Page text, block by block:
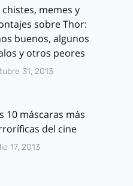
chistes, memes y
sobre Thor:
buenos, algunos
y otros peores
31, 2013
10 máscaras más
del cine
17, 2013